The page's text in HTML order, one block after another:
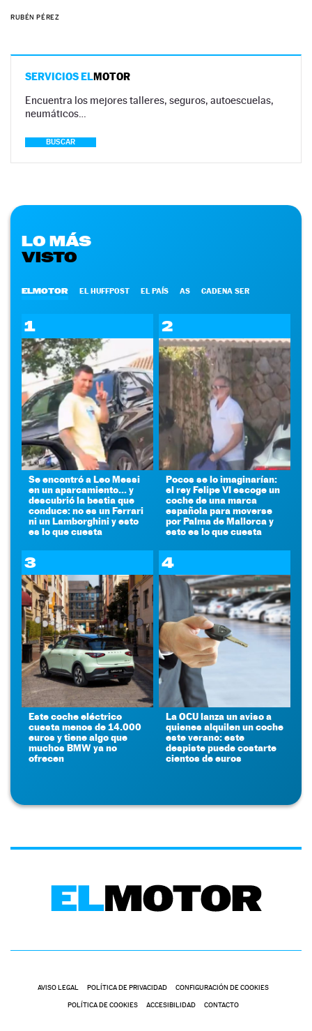
RUBÉN PÉREZ
SERVICIOS ELMOTOR
Encuentra los mejores talleres, seguros, autoescuelas,
neumáticos…
BUSCAR
LO MÁS
VISTO
ELMOTOR EL HUFFPOST EL PAÍS AS CADENA SER
1
Se encontró a Leo Messi
en un aparcamiento... y
descubrió la bestia que
conduce: no es un Ferrari
ni un Lamborghini y esto
es lo que cuesta
2
Pocos se lo imaginarían:
el rey Felipe VI escoge un
coche de una marca
española para moverse
por Palma de Mallorca y
esto es lo que cuesta
3
Este coche eléctrico
cuesta menos de 14.000
euros y tiene algo que
muchos BMW ya no
ofrecen
4
La OCU lanza un aviso a
quienes alquilen un coche
este verano: este
despiste puede costarte
cientos de euros
AVISO LEGAL POLÍTICA DE PRIVACIDAD CONFIGURACIÓN DE COOKIES
POLÍTICA DE COOKIES ACCESIBILIDAD CONTACTO